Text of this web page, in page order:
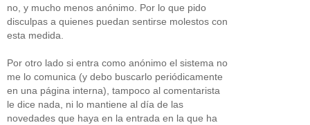
no, y mucho menos anónimo. Por lo que pido
disculpas a quienes puedan sentirse molestos con
esta medida.
Por otro lado si entra como anónimo el sistema no
me lo comunica (y debo buscarlo periódicamente
en una página interna), tampoco al comentarista
le dice nada, ni lo mantiene al día de las
novedades que haya en la entrada en la que ha